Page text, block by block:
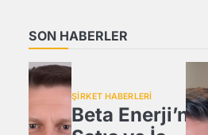
SON HABERLER
ŞİRKET HABERLERİ
Beta Enerji’nin